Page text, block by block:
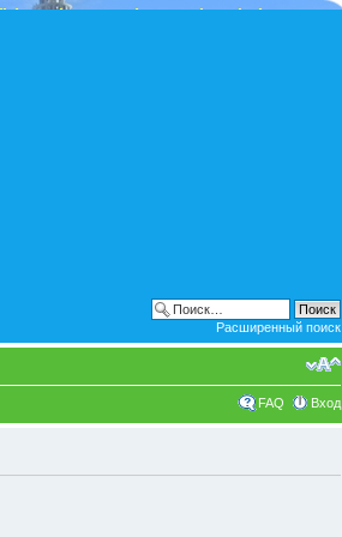
Расширенный поиск
FAQ Вход